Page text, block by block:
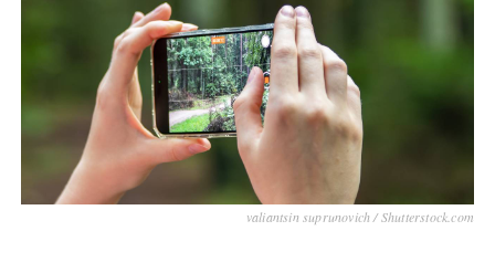
valiantsin suprunovich / Shutterstock.com